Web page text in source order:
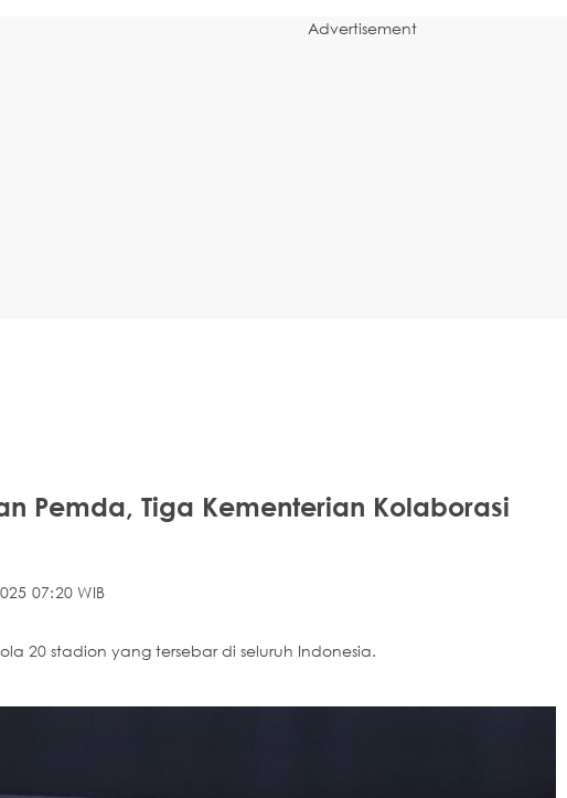
Advertisement
Pemda, Tiga Kementerian Kolaborasi
07:20 WIB
20 stadion yang tersebar di seluruh Indonesia.